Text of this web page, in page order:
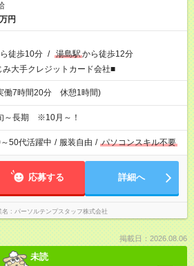
円
徒歩10分 / 湯島駅から徒歩12分
み大手クレジットカード会社■
働7時間20分 休憩1時間)
～長期 ※10月～！
50代活躍中 / 服装自由 / パソコンスキル不要
応募する 詳細へ
名 パーソルテンプスタッフ株式会社
掲載日：2026.08.06
未読